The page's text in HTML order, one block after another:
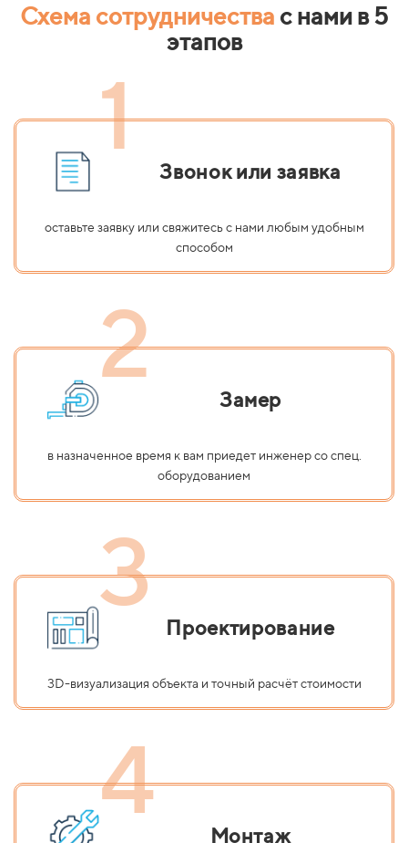
Схема сотрудничества с нами в 5
этапов
1
Звонок или заявка
оставьте заявку или свяжитесь с нами любым удобным
способом
2
Замер
в назначенное время к вам приедет инженер со спец.
оборудованием
3
Проектирование
3D-визуализация объекта и точный расчёт стоимости
4
Монтаж